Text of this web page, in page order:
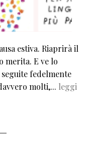
estiva. Riaprirà il
merita. E ve lo
fedelmente
molti,... leggi